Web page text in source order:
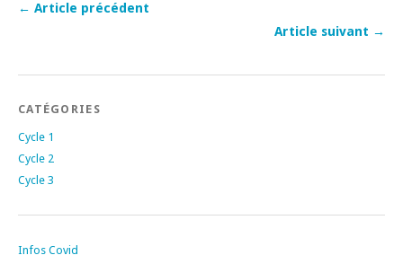
← Article précédent
Article suivant →
CATÉGORIES
Cycle 1
Cycle 2
Cycle 3
Infos Covid